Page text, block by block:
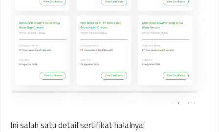
Ini salah satu detail sertifikat halalnya: